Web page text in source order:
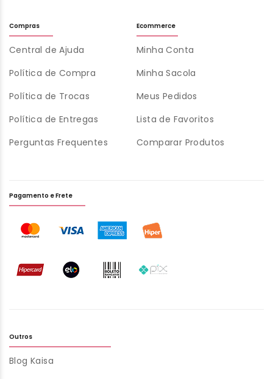
Compras
Central de Ajuda
Política de Compra
Política de Trocas
Política de Entregas
Perguntas Frequentes
Ecommerce
Minha Conta
Minha Sacola
Meus Pedidos
Lista de Favoritos
Comparar Produtos
Outros
Blog Kaisa
Pagamento e Frete